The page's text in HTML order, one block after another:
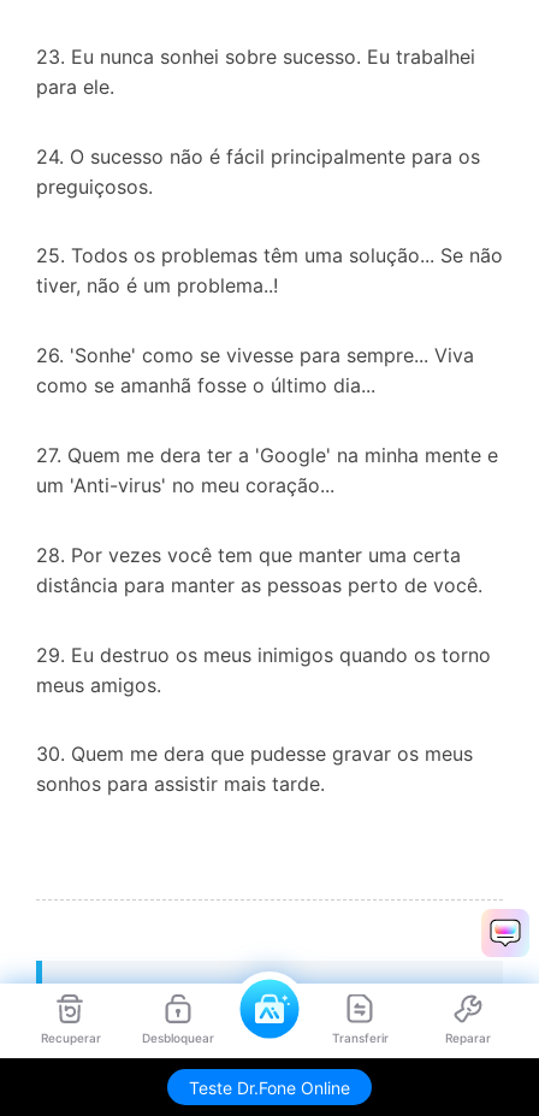
Recuperar Desbloquear Transferir Reparar
Teste Dr.Fone Online
23. Eu nunca sonhei sobre sucesso. Eu trabalhei
para ele.
24. O sucesso não é fácil principalmente para os
preguiçosos.
25. Todos os problemas têm uma solução... Se não
tiver, não é um problema..!
26. 'Sonhe' como se vivesse para sempre... Viva
como se amanhã fosse o último dia...
27. Quem me dera ter a 'Google' na minha mente e
um 'Anti-virus' no meu coração...
28. Por vezes você tem que manter uma certa
distância para manter as pessoas perto de você.
29. Eu destruo os meus inimigos quando os torno
meus amigos.
30. Quem me dera que pudesse gravar os meus
sonhos para assistir mais tarde.
Parte 4: Frases Românticas para
Status de WhatsApp
Os estados românticos no WhatsApp mostram o